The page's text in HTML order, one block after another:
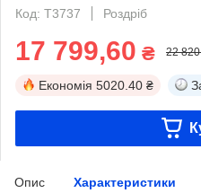
Код: T3737
Роздріб
17 799,60 ₴ 22
Економія 5020.40 ₴
Опис Характеристики